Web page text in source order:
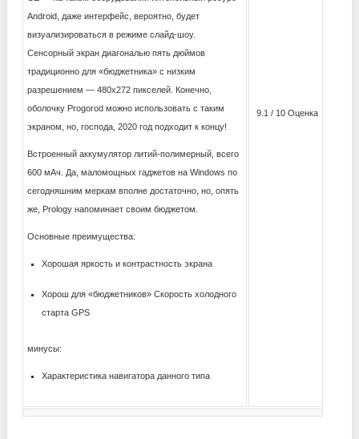
Android, даже интерфейс, вероятно, будет
визуализироваться в режиме слайд-шоу.
Сенсорный экран диагональю пять дюймов
традиционно для «бюджетника» с низким
разрешением — 480х272 пикселей. Конечно,
оболочку Progorod можно использовать с таким
экраном, но, господа, 2020 год подходит к концу!
Встроенный аккумулятор литий-полимерный, всего
600 мАч. Да, маломощных гаджетов на Windows по
сегодняшним меркам вполне достаточно, но, опять
же, Prology напоминает своим бюджетом.
Основные преимущества:
Хорошая яркость и контрастность экрана
Хорош для «бюджетников» Скорость холодного
старта GPS
минусы:
Характеристика навигатора данного типа
9.1 / 10 Оценка